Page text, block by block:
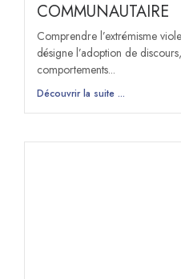
COMMUNAUTAIRE
Comprendre l’extrémisme
désigne l’adoption de
comportements...
Découvrir la suite ...